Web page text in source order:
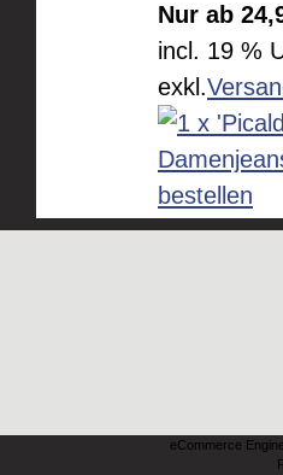
Nur ab
incl. 19 %
exkl.
eCommerce